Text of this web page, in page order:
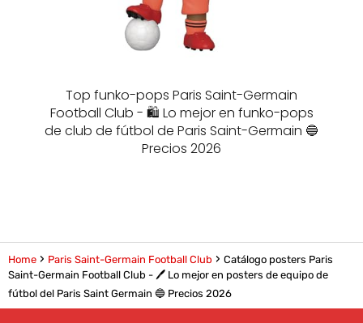
Top funko-pops Paris Saint-Germain
Football Club - 🛍️ Lo mejor en funko-pops
de club de fútbol de Paris Saint-Germain 🔵
Precios 2026
Home Paris Saint-Germain Football Club
Catálogo posters Paris
Saint-Germain Football Club - 🖊️ Lo mejor en posters de equipo de
fútbol del Paris Saint Germain 🔵 Precios 2026